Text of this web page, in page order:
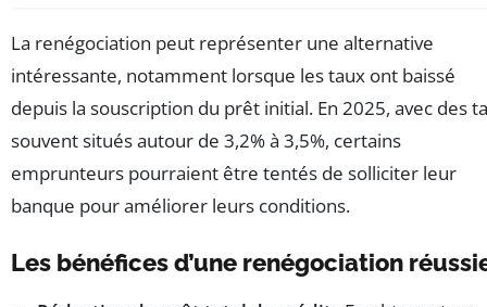
La renégociation peut représenter une alternative
intéressante, notamment lorsque les taux ont baissé
depuis la souscription du prêt initial. En 2025, avec des
souvent situés autour de 3,2% à 3,5%, certains
emprunteurs pourraient être tentés de solliciter leur
banque pour améliorer leurs conditions.
Les bénéfices d’une renégociation